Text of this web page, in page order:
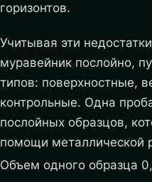
горизонтов.
Учитывая эти
муравейник послойно,
типов: поверхностные,
контрольные. Одна
послойных образцов,
помощи металлической
Объем одного образца